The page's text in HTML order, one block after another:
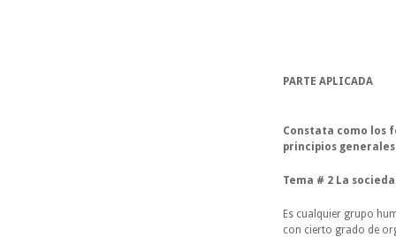
PARTE APLICADA
Constata como los
principios generales
Tema # 2 La
Es cualquier grupo
con cierto grado de